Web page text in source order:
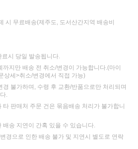
시 무료배송(제주도, 도서산간지역 배송비
시 당일 발송됩니다.
지만 배송 전 취소/변경이 가능합니다.(마이
상세>취소/변경에서 직접 가능)
불가하며, 수령 후 교환/반품으로만 처리되며
.
판매처 주문 건은 묶음배송 처리가 불가합니
배송 지연이 간혹 있을 수 있습니다.
경으로 인한 배송 불가 및 지연시 별도로 연락